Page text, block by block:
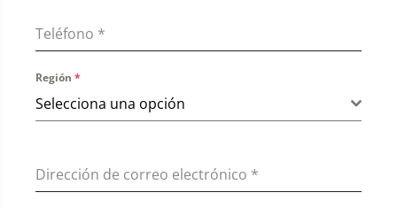
Teléfono *
Región *
Selecciona una opción
Dirección de correo electrónico *